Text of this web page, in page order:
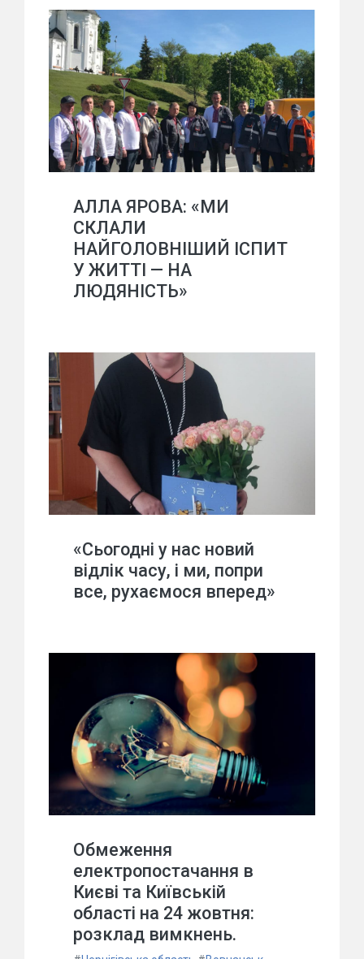
АЛЛА ЯРОВА: «МИ
СКЛАЛИ
НАЙГОЛОВНІШИЙ ІСПИТ
У ЖИТТІ — НА
ЛЮДЯНІСТЬ»
«Сьогодні у нас новий
відлік часу, і ми, попри
все, рухаємося вперед»
Обмеження
електропостачання в
Києві та Київській
області на 24 жовтня:
розклад вимкнень.